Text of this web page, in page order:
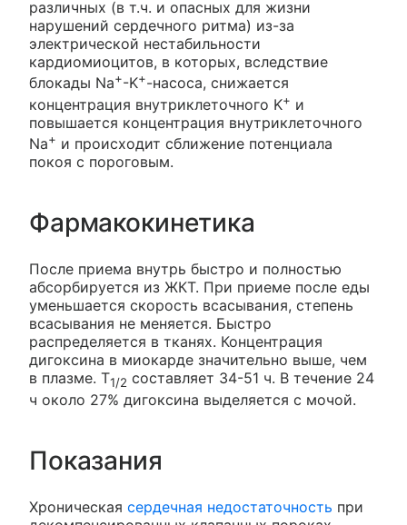
различных (в т.ч. и опасных для жизни
нарушений сердечного ритма) из-за
электрической нестабильности
кардиомиоцитов, в которых, вследствие
блокады Na+-K+-насоса, снижается
концентрация внутриклеточного K+ и
повышается концентрация внутриклеточного
Na+ и происходит сближение потенциала
покоя с пороговым.
Фармакокинетика
После приема внутрь быстро и полностью
абсорбируется из ЖКТ. При приеме после еды
уменьшается скорость всасывания, степень
всасывания не меняется. Быстро
распределяется в тканях. Концентрация
дигоксина в миокарде значительно выше, чем
в плазме. T1/2 составляет 34-51 ч. В течение 24
ч около 27% дигоксина выделяется с мочой.
Показания
Хроническая сердечная недостаточность при